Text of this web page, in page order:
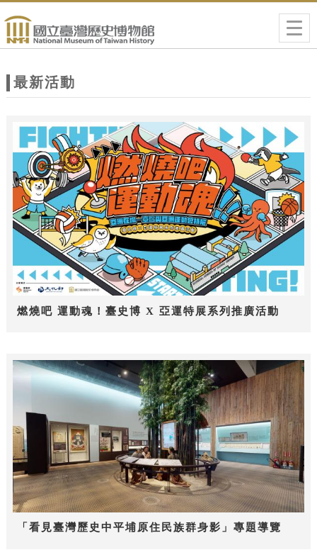
站最新活動
燃燒吧 運動魂！臺史博 X 亞運特展系列推廣活動
「看見臺灣歷史中平埔原住民族群身影」專題導覽